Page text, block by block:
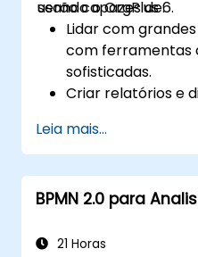
usando o OrgPlus 6.
serão capazes de:
Lidar com
com ferramentas
sofisticadas.
Criar relatórios e
Usar as
exportação e
Navegar por
facilidade.
Leia mais...
BPMN 2.0 para
21 Horas